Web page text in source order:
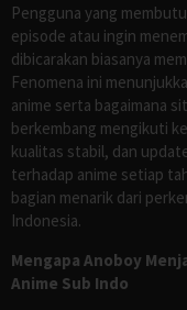
Pengguna yang
episode atau ingin
dibicarakan biasanya
Fenomena ini
anime serta bagaimana
berkembang mengikuti
kualitas stabil, dan
terhadap anime setiap
bagian menarik dari
Indonesia.
Mengapa Anoboy
Anime Sub Indo